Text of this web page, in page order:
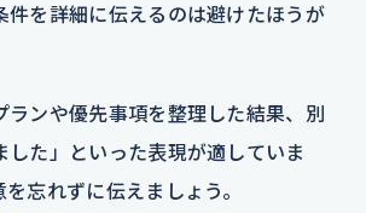
件を詳細に伝えるのは避けたほうが
ランや優先事項を整理した結果、別
した」といった表現が適していま
忘れずに伝えましょう。